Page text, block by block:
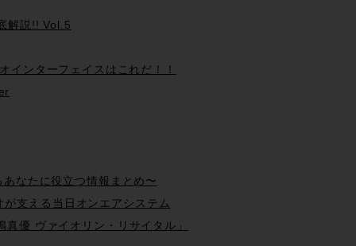
解説!! Vol.5
ンターフェイスはこれだ！！
なたに役立つ情報まとめ〜
支える当日オンエアシステム
優 ヴァイオリン・リサイタル」